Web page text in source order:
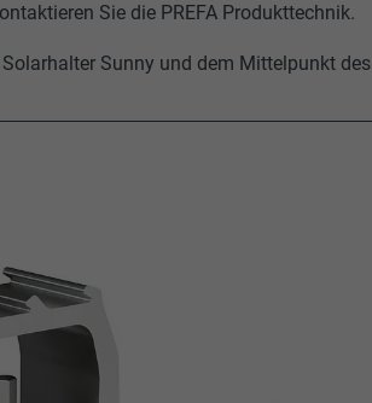
Sie die PREFA Produkttechnik.
Sunny und dem Mittelpunkt des